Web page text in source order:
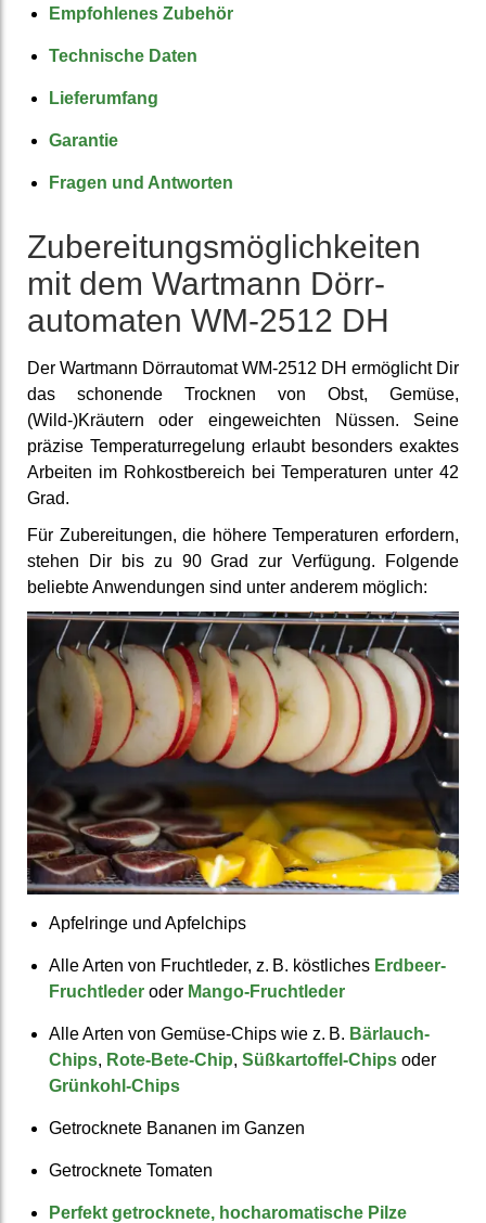
Empfohlenes Zubehör
Technische Daten
Liefer­umfang
Garantie
Fragen und Antworten
Zuberei­tungs­möglich­keiten
mit dem Wartmann Dörr­
automaten WM-2512 DH
Der Wartmann Dörrautomat WM-2512 DH ermöglicht Dir
das schonende Trocknen von Obst, Gemüse,
(Wild-)Kräutern oder eingeweichten Nüssen. Seine
präzise Temperaturregelung erlaubt besonders exaktes
Arbeiten im Rohkostbereich bei Temperaturen unter 42
Grad.
Für Zubereitungen, die höhere Temperaturen erfordern,
stehen Dir bis zu 90 Grad zur Verfügung. Folgende
beliebte Anwendungen sind unter anderem möglich:
Apfel­ringe und Apfel­chips
Alle Arten von Frucht­leder, z. B. köstliches Erdbeer-
Fruchtleder oder Mango-Fruchtleder
Alle Arten von Gemüse-Chips wie z. B. Bärlauch-
Chips, Rote-Bete-Chip, Süßkartoffel-Chips oder
Grünkohl-Chips
Getrock­nete Bananen im Ganzen
Getrock­nete Tomaten
Perfekt getrocknete, hocharomatische Pilze